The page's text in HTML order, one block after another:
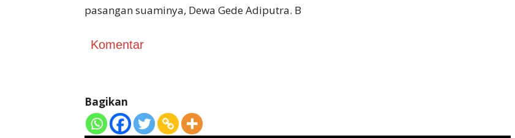
pasangan suaminya, Dewa Gede Adiputra. B
Komentar
Bagikan